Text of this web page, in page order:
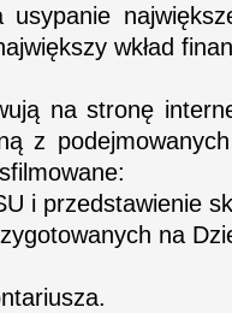
usypanie
wkład
na stronę
z
i przedstawienie
na